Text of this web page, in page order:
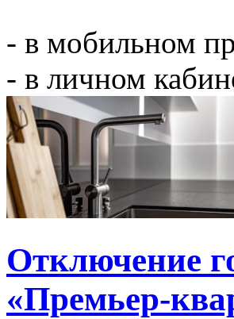
- в мобильном
- в личном
Отключение
«Премьер-